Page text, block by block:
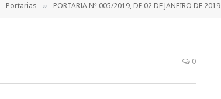
Portarias » PORTARIA Nº 005/2019, DE 02 DE JANEIRO DE 2019
0